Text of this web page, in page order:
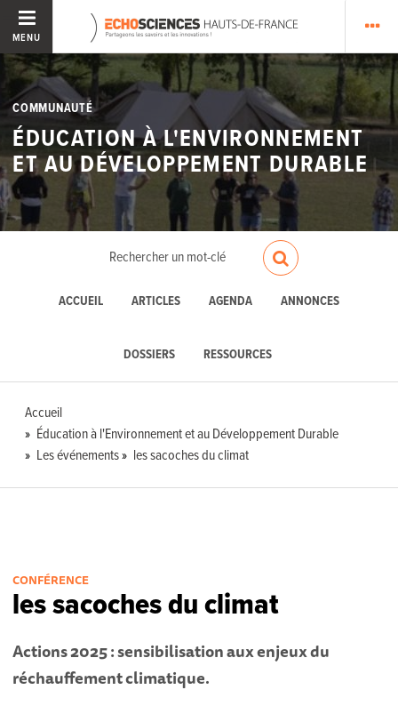
MENU
COMMUNAUTÉ
ÉDUCATION À L'ENVIRONNEMENT
ET AU DÉVELOPPEMENT DURABLE
ACCUEIL ARTICLES AGENDA ANNONCES
DOSSIERS RESSOURCES
Accueil
Éducation à l'Environnement et au Développement Durable
Les événements
les sacoches du climat
CONFÉRENCE
les sacoches du climat
Actions 2025: sensibilisationaux enjeux du
réchauffement climatique.